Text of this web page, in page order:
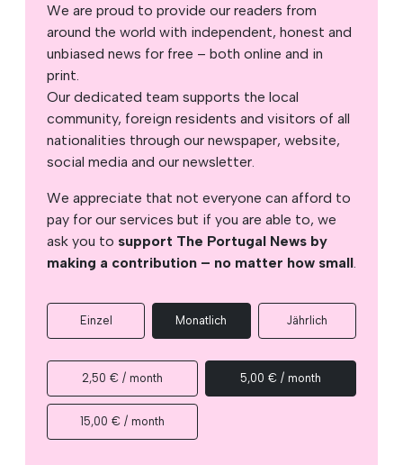
We are proud to provide our readers from
around the world with independent, honest and
unbiased news for free – both online and in
print.
Our dedicated team supports the local
community, foreign residents and visitors of all
nationalities through our newspaper, website,
social media and our newsletter.
We appreciate that not everyone can afford to
pay for our services but if you are able to, we
ask you to support The Portugal News by
making a contribution – no matter how small.
Einzel Monatlich Jährlich
2,50 € / month 5,00 € / month
15,00 € / month